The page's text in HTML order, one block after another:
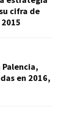
cifra de
en 2016,